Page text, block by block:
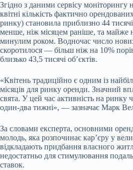
Згідно з даними сервісу моніторингу
квітні кількість фактично
ринку) становила приблизно 44
менше, ніж місяцем раніше, та майже
минулим роком. Водночас число
скоротилося — більш ніж на 10%
близько 43,5 тисячі об’єктів.
«Квітень традиційно є одним із
місяців для ринку оренди. Значний
свята. У цей час активність на ринку
один-два тижні», — зазначає Марк
За словами експерта, основними
молодь, яка розпочинає кар’єру у
відкладають придбання власного
недостатньо для стимулювання
ставок.